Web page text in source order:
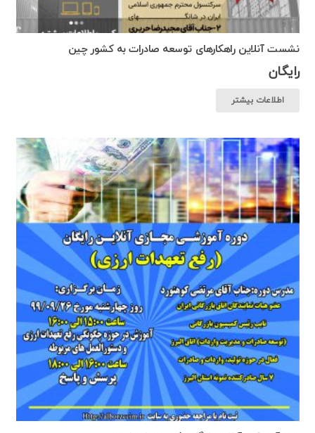
نشست آنلاین راهکارهای توسعه صادرات به کشور چین
رایگان
اطلاعات بیشتر